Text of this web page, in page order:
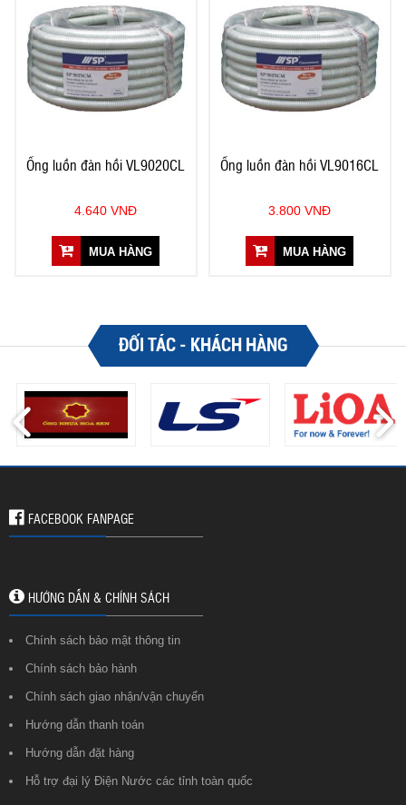
Ống luồn đàn hồi VL9020CL
4.640 VNĐ
MUA HÀNG
Ống luồn đàn hồi VL9016CL
3.800 VNĐ
MUA HÀNG
ĐỐI TÁC - KHÁCH HÀNG
FACEBOOK FANPAGE
HƯỚNG DẪN & CHÍNH SÁCH
Chính sách bảo mật thông tin
Chính sách bảo hành
Chính sách giao nhận/vận chuyển
Hướng dẫn thanh toán
Hướng dẫn đặt hàng
Hỗ trợ đại lý Điện Nước các tỉnh toàn quốc